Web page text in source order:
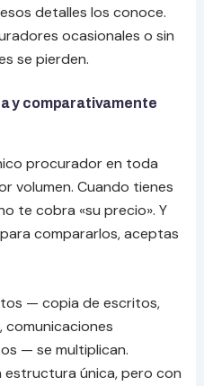
detalles los conoce.
ocasionales o sin
se pierden.
y comparativamente
procurador en toda
volumen. Cuando tienes
te cobra «su precio». Y
compararlos, aceptas
— copia de escritos,
— se multiplican.
estructura única, pero con